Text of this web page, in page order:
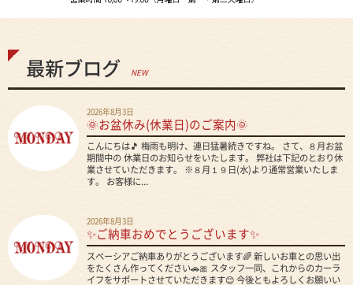
最新ブログ NEW
2026年8月3日
🌞お盆休み(休業日)のご案内🌞
こんにちは🎵 梅雨も明け、連日猛暑続きですね。 さて、８月お盆
期間中の 休業日のお知らせをいたします。 弊社は下記のとおり休
業させていただきます。 ※８月１９日(水)より通常営業いたしま
す。 お客様に...
2026年8月3日
✨ご納車おめでとうございます✨
スペーシアご納車ありがとうございます🌈 新しいお車との思い出
をたくさん作ってください🚗🎀 スタッフ一同、これからのカーラ
イフをサポートさせていただきます😊 今後ともよろしくお願いい